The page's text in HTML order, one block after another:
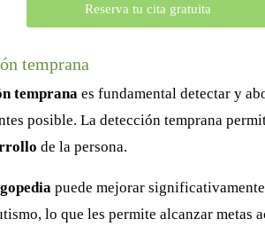
Reserva tu cita gratuita
temprana
temprana es fundamental detectar y
posible. La detección temprana
de la persona.
puede mejorar
lo que les permite alcanzar metas